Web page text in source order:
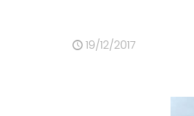
19/12/2017